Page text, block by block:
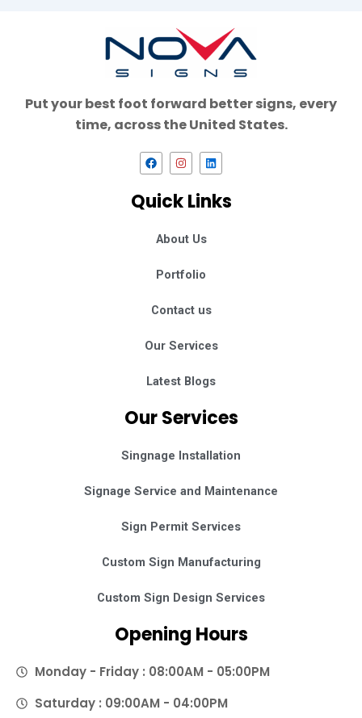
Put your best foot forward better signs, every
time, across the United States.
F
a
c
b
I
n
s
a
a
m
L
i
n
e
Quick Links
About Us
Portfolio
Contact us
Our Services
Latest Blogs
Our Services
Singnage Installation
Signage Service and Maintenance
Sign Permit Services
Custom Sign Manufacturing
Custom Sign Design Services
Opening Hours
Monday - Friday : 08:00AM - 05:00PM
Saturday : 09:00AM - 04:00PM